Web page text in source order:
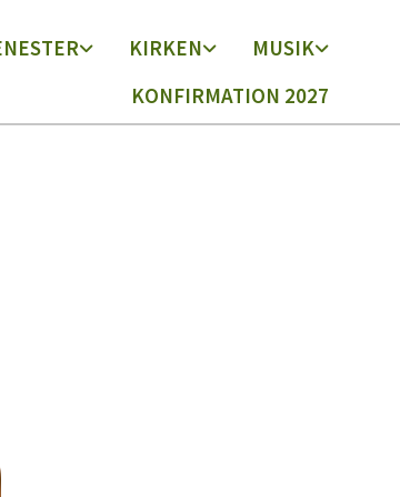
KIRKEN
MUSIK
KONFIRMATION 2027